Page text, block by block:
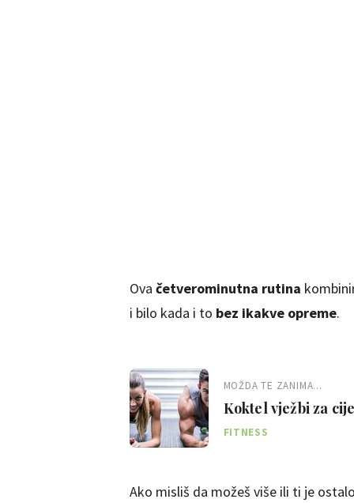
Ova četverominutna rutina
i bilo kada i to bez ikakve opreme.
MOŽDA TE ZANIMA...
Koktel vježbi za
"Ljutog trenera"
FITNESS
Ako misliš da možeš više ili ti je